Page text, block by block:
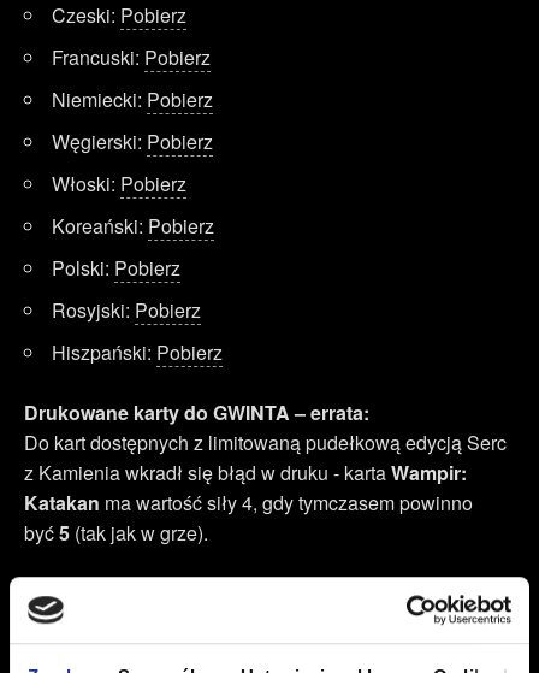
Czeski: Pobierz
Francuski: Pobierz
Niemiecki: Pobierz
Węgierski: Pobierz
Włoski: Pobierz
Koreański: Pobierz
Polski: Pobierz
Rosyjski: Pobierz
Hiszpański: Pobierz
Drukowane karty do GWINTA – errata:
Do kart dostępnych z limitowaną pudełkową edycją Serc
z Kamienia wkradł się błąd w druku - kartaWampir:
Katakan ma wartość siły 4, gdy tymczasem powinno
być5 (tak jak w grze).
Instrukcje do gry Wiedźmin 3: Dziki Gon
Brytyjski angielski:Windows,PlayStation 4(Quick